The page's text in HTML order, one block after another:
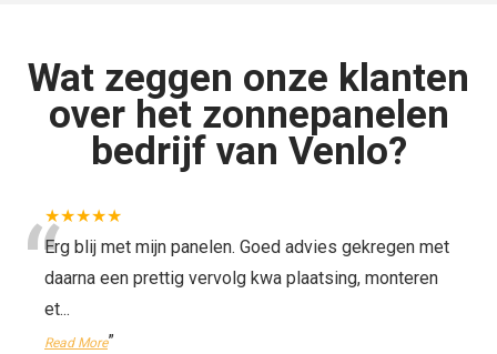
Wat zeggen onze klanten
over het zonnepanelen
bedrijf van Venlo?
★★★★★
“Erg blij met mijn panelen. Goed advies gekregen met
daarna een prettig vervolg kwa plaatsing, monteren
et...
Read More”